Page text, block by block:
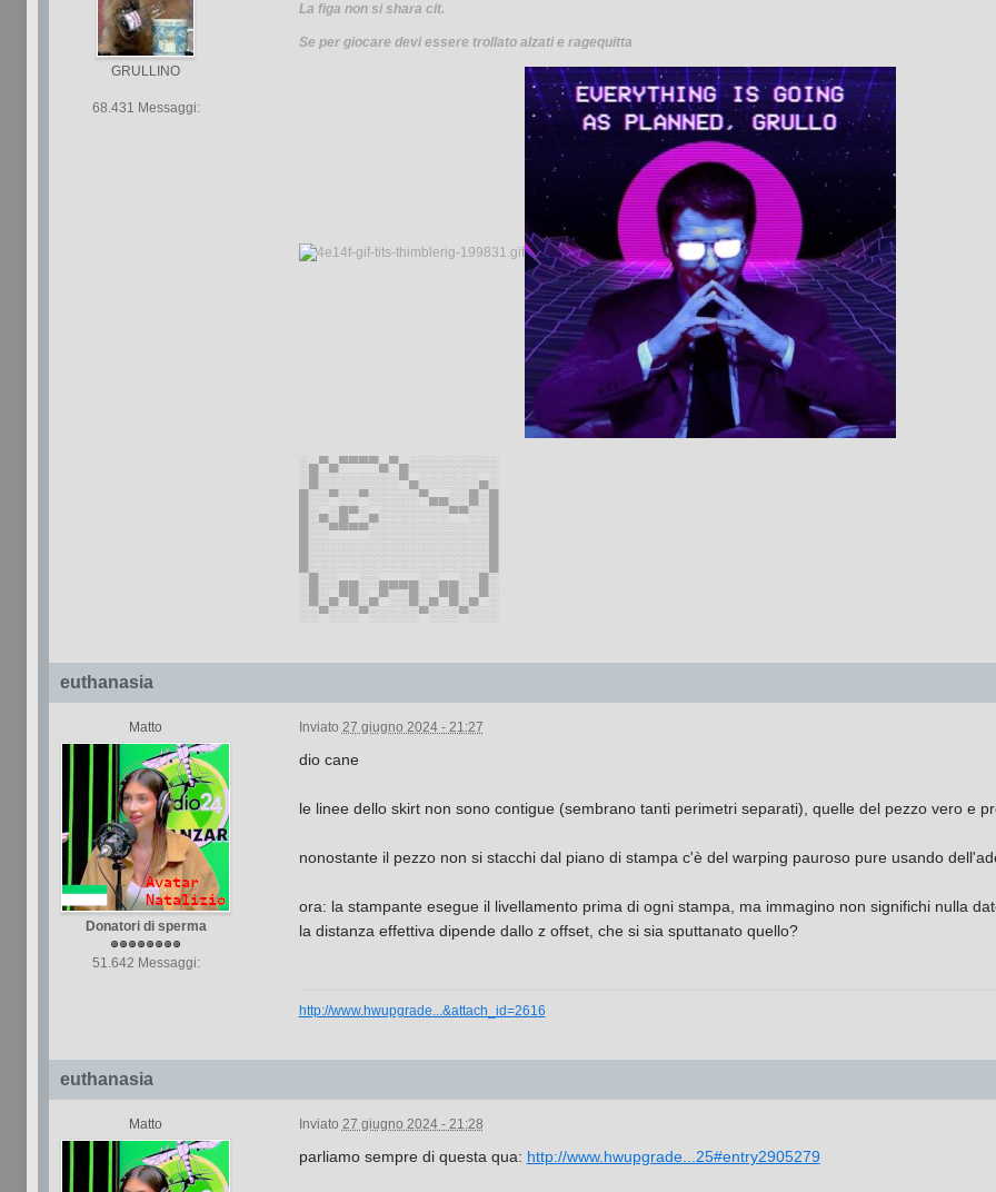
GRULLINO
68.431 Messaggi:
La figa non si shara cit.
Se per giocare devi essere trollato alzati e ragequitta
░▄▀▄▀▀▀▀▄▀▄░░░░░░░░░
░█░░░░░░░░▀▄░░░░░░▄░
█░░▀░░▀░░░░░▀▄▄░░█░█
█░▄░█▀░▄░░░░░░░▀▀░░█
█░░▀▀▀▀░░░░░░░░░░░░█
░█░░▄▄░░▄▄▄▄░░▄▄░░█░
░█░▄▀█░▄▀░░█░▄▀█░▄▀░
░░▀░░░▀░░░░░▀░░░▀░░░
euthanasia
Matto
Donatori di sperma
51.642 Messaggi:
Inviato 27 giugno 2024 - 21:27
dio cane
le linee dello skirt non sono contigue (sembrano tanti perimetri separati), quelle del pezzo vero e
nonostante il pezzo non si stacchi dal piano di stampa c'è del warping pauroso pure usando
ora: la stampante esegue il livellamento prima di ogni stampa, ma immagino non significhi nulla
la distanza effettiva dipende dallo z offset, che si sia sputtanato quello?
http://www.hwupgrade...&attach_id=2616
euthanasia
Matto Inviato 27 giugno 2024 - 21:28
parliamo sempre di questa qua: http://www.hwupgrade...25#entry2905279